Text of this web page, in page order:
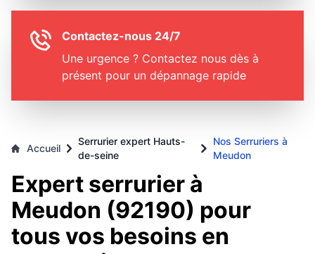
Contactez-nous 24/7
Une urgence ? Contactez nous dès à
présent pour un dépannage rapide
Accueil
Serrurier expert Hauts-
de-seine
Nos Serruriers à
Meudon
Expert serrurier à
Meudon (92190) pour
tous vos besoins en